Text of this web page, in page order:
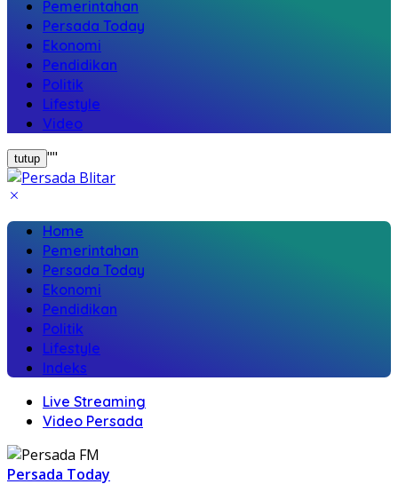
Pemerintahan
Persada Today
Ekonomi
Pendidikan
Politik
Lifestyle
Video
tutup ""
Home
Pemerintahan
Persada Today
Ekonomi
Pendidikan
Politik
Lifestyle
Indeks
Live Streaming
Video Persada
Persada Today